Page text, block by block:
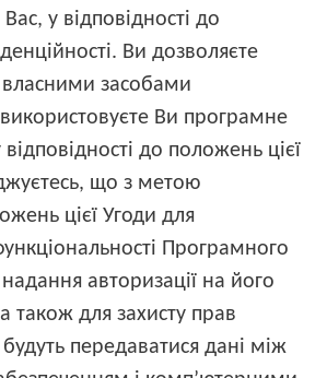
у відповідності до
Ви дозволяєте
власними засобами
Ви програмне
до положень цієї
що з метою
цієї Угоди для
Програмного
авторизації на його
також для захисту прав
передаватися дані між